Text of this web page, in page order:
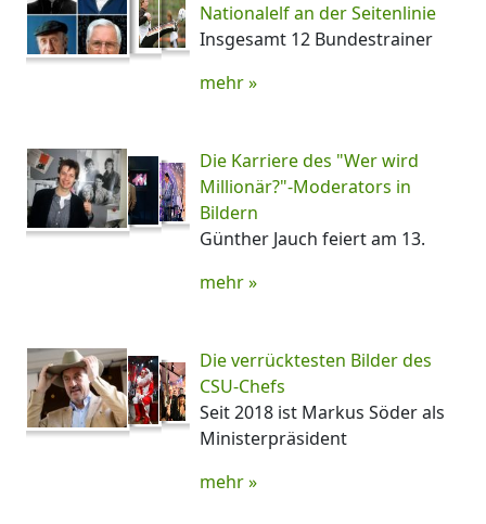
Nationalelf an der Seitenlinie
Insgesamt 12 Bundestrainer
mehr »
Die Karriere des "Wer wird
Millionär?"-Moderators in
Bildern
Günther Jauch feiert am 13.
mehr »
Die verrücktesten Bilder des
CSU-Chefs
Seit 2018 ist Markus Söder als
Ministerpräsident
mehr »